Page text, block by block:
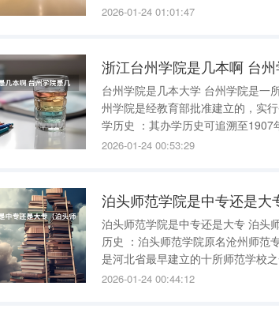
研究基地和省级教科研究基地各1个
2026-01-24 01:01:47
浙江台州学院是几本啊 台
台州学院是几本大学 台州学院是一所二本大学 。以下是关于台州学院的详细介绍： 办学体制 ：台
州学院是经教育部批准建立的，实行
学历史 ：其办学历史可追溯至1907年的三台中学堂简易师范科。1958年开始高等教育，1978年国
2026-01-24 00:53:29
泊头师范学院是中专还是大
泊头师范学院是中专还是大专 泊头师范学院是一所大专院校 。以下是相关信息的详细归纳： 学校
历史 ：泊头师范学院原名沧州师范专科学校泊头分校，即河北泊头师范学校，建校于1925年9月，
是河北省最早建立的十所师范学校之一。 发展历程 ：历经数十年的发展，河北泊头师
成长为一所具有较高知名度的大专
2026-01-24 00:44:12